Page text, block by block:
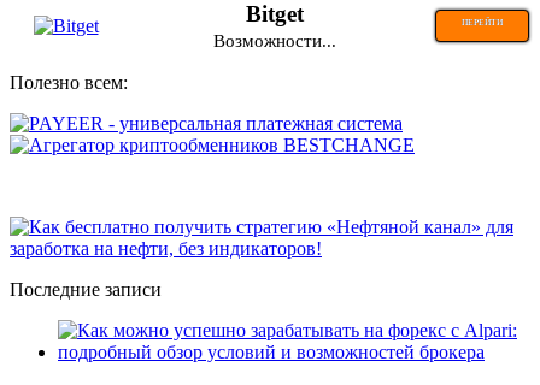
Bitget ПЕРЕЙТИ
Возможности...
Полезно всем:
Последние записи